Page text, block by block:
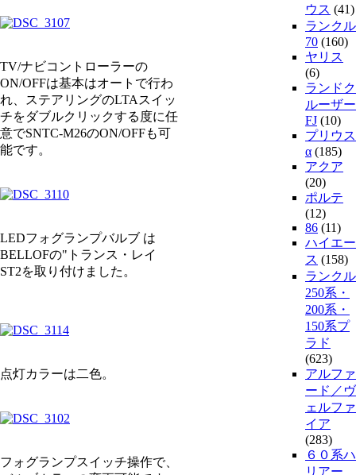
TV/ナビコントローラーの
ON/OFFは基本はオートで行わ
れ、ステアリングのLTAスイッ
チをダブルクリックする度に任
意でSNTC-M26のON/OFFも可
能です。
LEDフォグランプバルブ は
BELLOFの"トランス・レイ
ST2を取り付けました。
点灯カラーは二色。
フォグランプスイッチ操作で、
ウス (41)
ランクル
70 (160)
ヤリス
(6)
ランドク
ルーザー
FJ (10)
プリウス
α (185)
アクア
(20)
ポルテ
(12)
86 (11)
ハイエー
ス (158)
ランクル
250系・
200系・
150系プ
ラド
(623)
アルファ
ード／ヴ
ェルファ
イア
(283)
６０系ハ
リアー